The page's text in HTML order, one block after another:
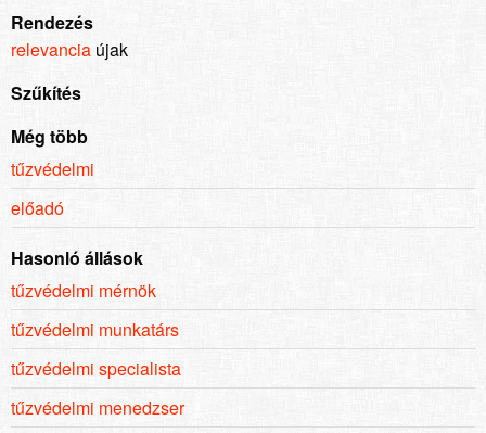
Rendezés
relevancia újak
Szűkítés
Még több
tűzvédelmi
előadó
Hasonló állások
tűzvédelmi mérnök
tűzvédelmi munkatárs
tűzvédelmi specialista
tűzvédelmi menedzser